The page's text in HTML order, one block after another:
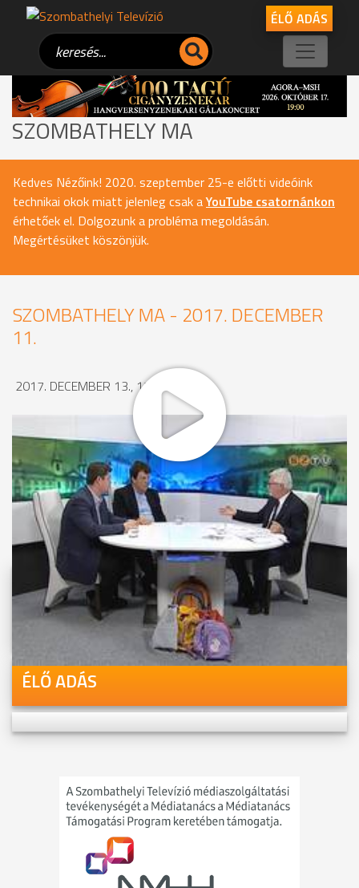
ÉLŐ ADÁS
SZOMBATHELY MA
Kedves Nézőink! 2020. szeptember 25-e előtti videóink
technikai okok miatt jelenleg csak aYouTube csatornánkon
érhetőek el. Dolgozunk a probléma megoldásán.
Megértésüket köszönjük.
SZOMBATHELY MA - 2017. DECEMBER
11.
2017. DECEMBER 13., 17:27
MEGOSZTÁS
Videóink megtekinthetőek
Youtube-csatornánkon is!
ÉLŐ ADÁS